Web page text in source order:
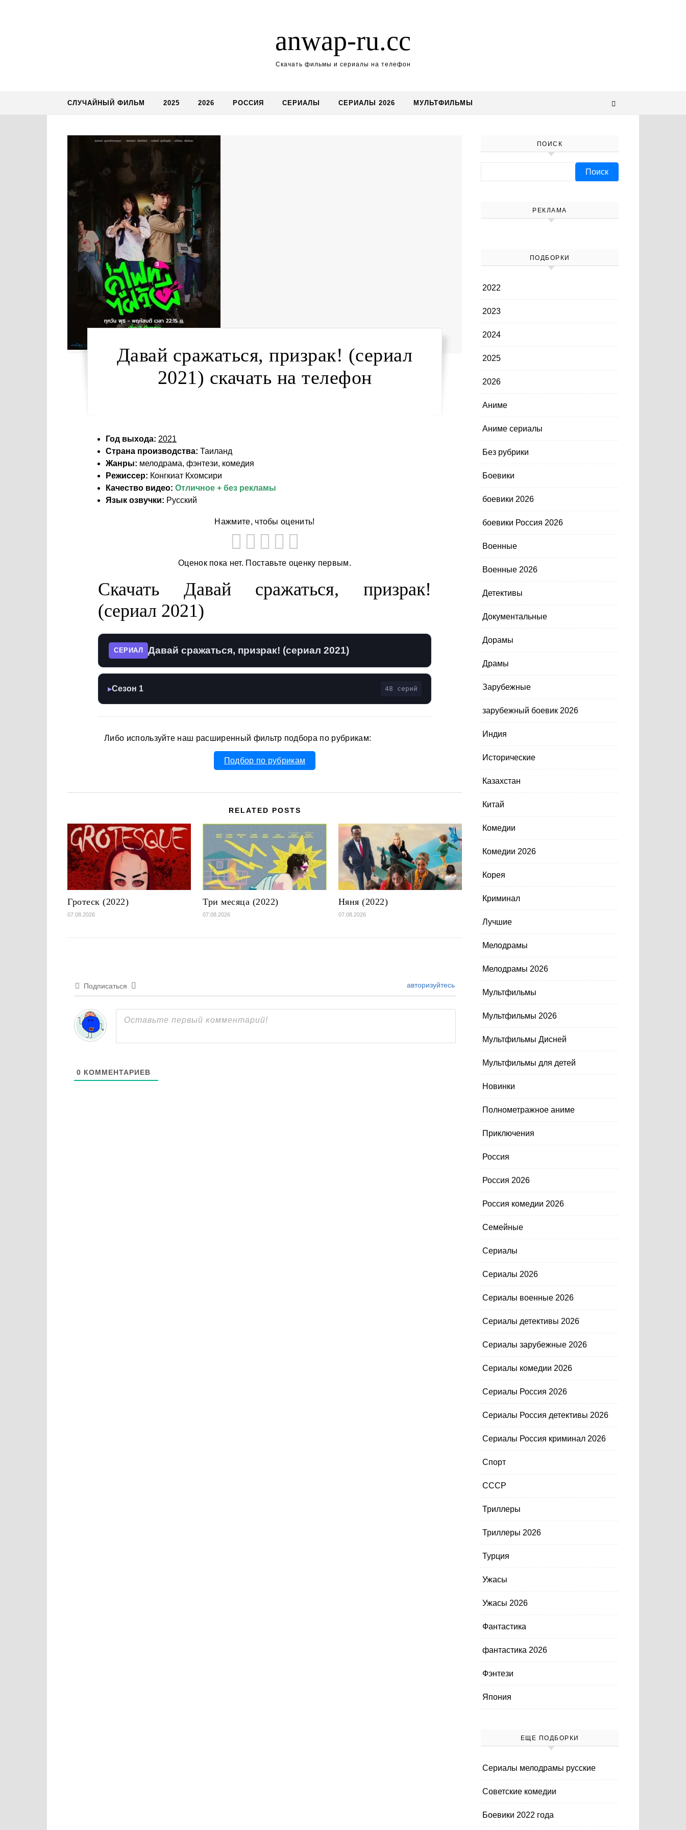
anwap-ru.cc
Скачать фильмы и сериалы на телефон
СЛУЧАЙНЫЙ ФИЛЬМ 2025 2026 РОССИЯ СЕРИАЛЫ СЕРИАЛЫ 2026 МУЛЬТФИЛЬМЫ
Давай сражаться, призрак! (сериал
2021) скачать на телефон
Год выхода: 2021
Страна производства: Таиланд
Жанры: мелодрама, фэнтези, комедия
Режиссер: Конгкиат Кхомсири
Качество видео: Отличное + без рекламы
Язык озвучки: Русский
Нажмите, чтобы оценить!
Оценок пока нет. Поставьте оценку первым.
Скачать Давай сражаться, призрак!
(сериал 2021)
СЕРИАЛ Давай сражаться, призрак! (сериал 2021)
▶Сезон 1 48 серий
Либо используйте наш расширенный фильтр подбора по рубрикам:
Подбор по рубрикам
RELATED POSTS
Гротеск (2022)
07.08.2026
Три месяца (2022)
07.08.2026
Няня (2022)
07.08.2026
Подписаться авторизуйтесь
0 КОММЕНТАРИЕВ
ПОИСК
РЕКЛАМА
ПОДБОРКИ
2022
2023
2024
2025
2026
Аниме
Аниме сериалы
Без рубрики
Боевики
боевики 2026
боевики Россия 2026
Военные
Военные 2026
Детективы
Документальные
Дорамы
Драмы
Зарубежные
зарубежный боевик 2026
Индия
Исторические
Казахстан
Китай
Комедии
Комедии 2026
Корея
Криминал
Лучшие
Мелодрамы
Мелодрамы 2026
Мультфильмы
Мультфильмы 2026
Мультфильмы Дисней
Мультфильмы для детей
Новинки
Полнометражное аниме
Приключения
Россия
Россия 2026
Россия комедии 2026
Семейные
Сериалы
Сериалы 2026
Сериалы военные 2026
Сериалы детективы 2026
Сериалы зарубежные 2026
Сериалы комедии 2026
Сериалы Россия 2026
Сериалы Россия детективы 2026
Сериалы Россия криминал 2026
Спорт
СССР
Триллеры
Триллеры 2026
Турция
Ужасы
Ужасы 2026
Фантастика
фантастика 2026
Фэнтези
Япония
ЕЩЕ ПОДБОРКИ
Cериалы мелодрамы русские
Cоветские комедии
Боевики 2022 года